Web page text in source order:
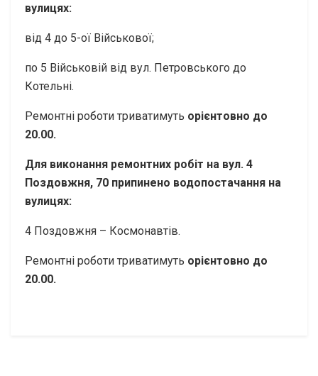
вулицях:
від 4 до 5-ої Військової;
по 5 Військовій від вул. Петровського до
Котельні.
Ремонтні роботи триватимуть орієнтовно до
20.00.
Для виконання ремонтних робіт на вул. 4
Поздовжня, 70 припинено водопостачання на
вулицях:
4 Поздовжня – Космонавтів.
Ремонтні роботи триватимуть орієнтовно до
20.00.